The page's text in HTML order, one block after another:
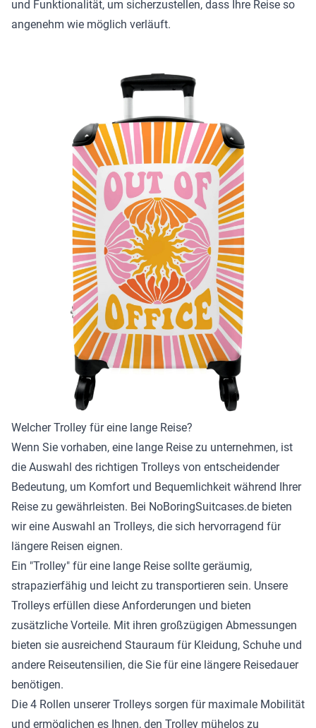
und Funktionalität, um sicherzustellen, dass Ihre Reise so
angenehm wie möglich verläuft.
Welcher Trolley für eine lange Reise?
Wenn Sie vorhaben, eine lange Reise zu unternehmen, ist
die Auswahl des richtigen Trolleys von entscheidender
Bedeutung, um Komfort und Bequemlichkeit während Ihrer
Reise zu gewährleisten. Bei NoBoringSuitcases.de bieten
wir eine Auswahl an Trolleys, die sich hervorragend für
längere Reisen eignen.
Ein "Trolley" für eine lange Reise sollte geräumig,
strapazierfähig und leicht zu transportieren sein. Unsere
Trolleys erfüllen diese Anforderungen und bieten
zusätzliche Vorteile. Mit ihren großzügigen Abmessungen
bieten sie ausreichend Stauraum für Kleidung, Schuhe und
andere Reiseutensilien, die Sie für eine längere Reisedauer
benötigen.
Die 4 Rollen unserer Trolleys sorgen für maximale Mobilität
und ermöglichen es Ihnen, den Trolley mühelos zu